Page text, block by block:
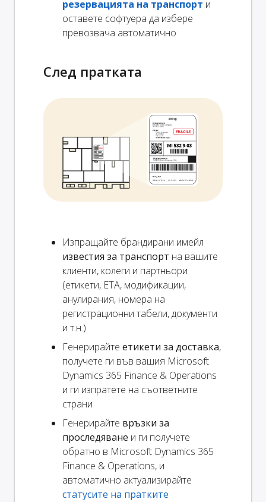
резервацията на транспорт и
оставете софтуера да избере
превозвача автоматично
След пратката
Изпращайте брандирани имейл
известия за транспорт на вашите
клиенти, колеги и партньори
(етикети, ETA, модификации,
анулирания, номера на
регистрационни табели, документи
и т.н.)
Генерирайте етикети за доставка,
получете ги във вашия Microsoft
Dynamics 365 Finance & Operations
и ги изпратете на съответните
страни
Генерирайте връзки за
проследяване и ги получете
обратно в Microsoft Dynamics 365
Finance & Operations, и
автоматично актуализирайте
статусите на пратките